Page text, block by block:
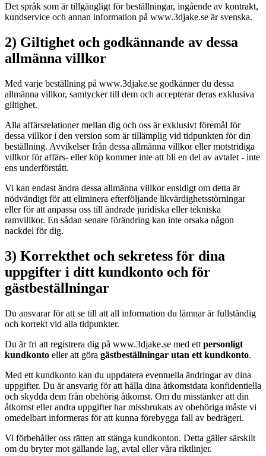
Det språk som är tillgängligt för beställningar, ingående av kontrakt,
kundservice och annan information på www.3djake.se är svenska.
2) Giltighet och godkännande av dessa
allmänna villkor
Med varje beställning på www.3djake.se godkänner du dessa
allmänna villkor, samtycker till dem och accepterar deras exklusiva
giltighet.
Alla affärsrelationer mellan dig och oss är exklusivt föremål för
dessa villkor i den version som är tillämplig vid tidpunkten för din
beställning. Avvikelser från dessa allmänna villkor eller motstridiga
villkor för affärs- eller köp kommer inte att bli en del av avtalet - inte
ens underförstått.
Vi kan endast ändra dessa allmänna villkor ensidigt om detta är
nödvändigt för att eliminera efterföljande likvärdighetsstörningar
eller för att anpassa oss till ändrade juridiska eller tekniska
ramvillkor. En sådan senare förändring kan inte orsaka någon
nackdel för dig.
3) Korrekthet och sekretess för dina
uppgifter i ditt kundkonto och för
gästbeställningar
Du ansvarar för att se till att all information du lämnar är fullständig
och korrekt vid alla tidpunkter.
Du är fri att registrera dig på www.3djake.se med ett personligt
kundkonto eller att göra gästbeställningar utan ett kundkonto.
Med ett kundkonto kan du uppdatera eventuella ändringar av dina
uppgifter. Du är ansvarig för att hålla dina åtkomstdata konfidentiella
och skydda dem från obehörig åtkomst. Om du misstänker att din
åtkomst eller andra uppgifter har missbrukats av obehöriga måste vi
omedelbart informeras för att kunna förebygga fall av bedrägeri.
Vi förbehåller oss rätten att stänga kundkonton. Detta gäller särskilt
om du bryter mot gällande lag, avtal eller våra riktlinjer.